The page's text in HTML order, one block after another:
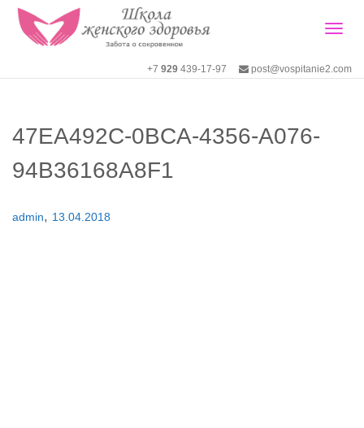
+7 929 439-17-97 post@vospitanie2.com
47EA492C-0BCA-4356-A076-
94B36168A8F1
admin, 13.04.2018